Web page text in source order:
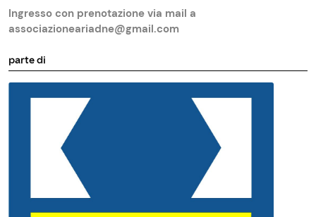
Ingresso con prenotazione via mail a
associazioneariadne@gmail.com
parte di